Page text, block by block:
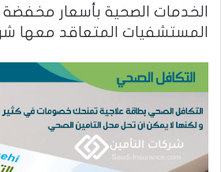
الخدمات الصحية بأسعار
المستشفيات المتعاقد معها